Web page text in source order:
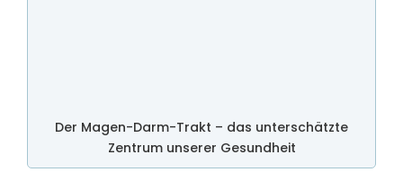
Der Magen-Darm-Trakt – das unterschätzte
Zentrum unserer Gesundheit